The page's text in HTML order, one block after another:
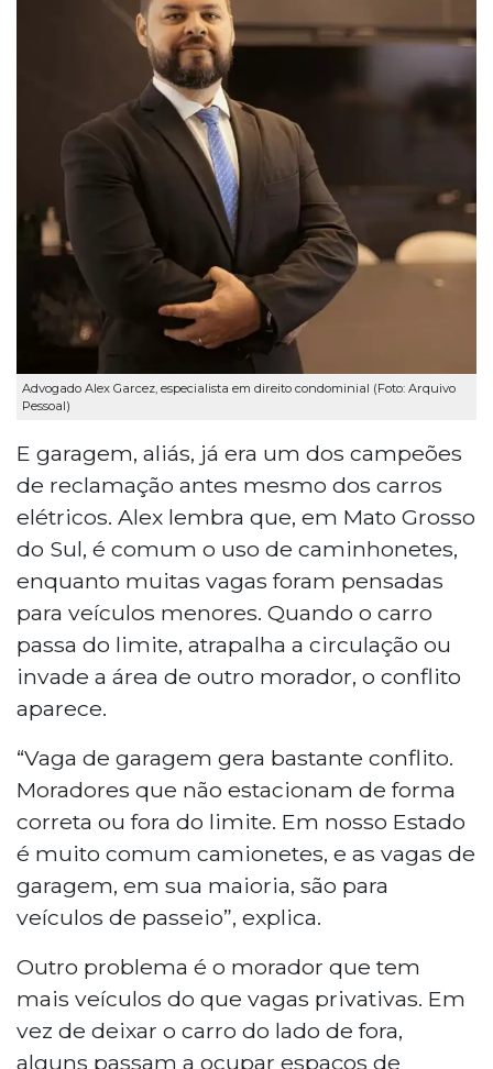
Advogado Alex Garcez, especialista em direito condominial (Foto: Arquivo
Pessoal)
E garagem, aliás, já era um dos campeões
de reclamação antes mesmo dos carros
elétricos. Alex lembra que, em Mato Grosso
do Sul, é comum o uso de caminhonetes,
enquanto muitas vagas foram pensadas
para veículos menores. Quando o carro
passa do limite, atrapalha a circulação ou
invade a área de outro morador, o conflito
aparece.
“Vaga de garagem gera bastante conflito.
Moradores que não estacionam de forma
correta ou fora do limite. Em nosso Estado
é muito comum camionetes, e as vagas de
garagem, em sua maioria, são para
veículos de passeio”, explica.
Outro problema é o morador que tem
mais veículos do que vagas privativas. Em
vez de deixar o carro do lado de fora,
alguns passam a ocupar espaços de